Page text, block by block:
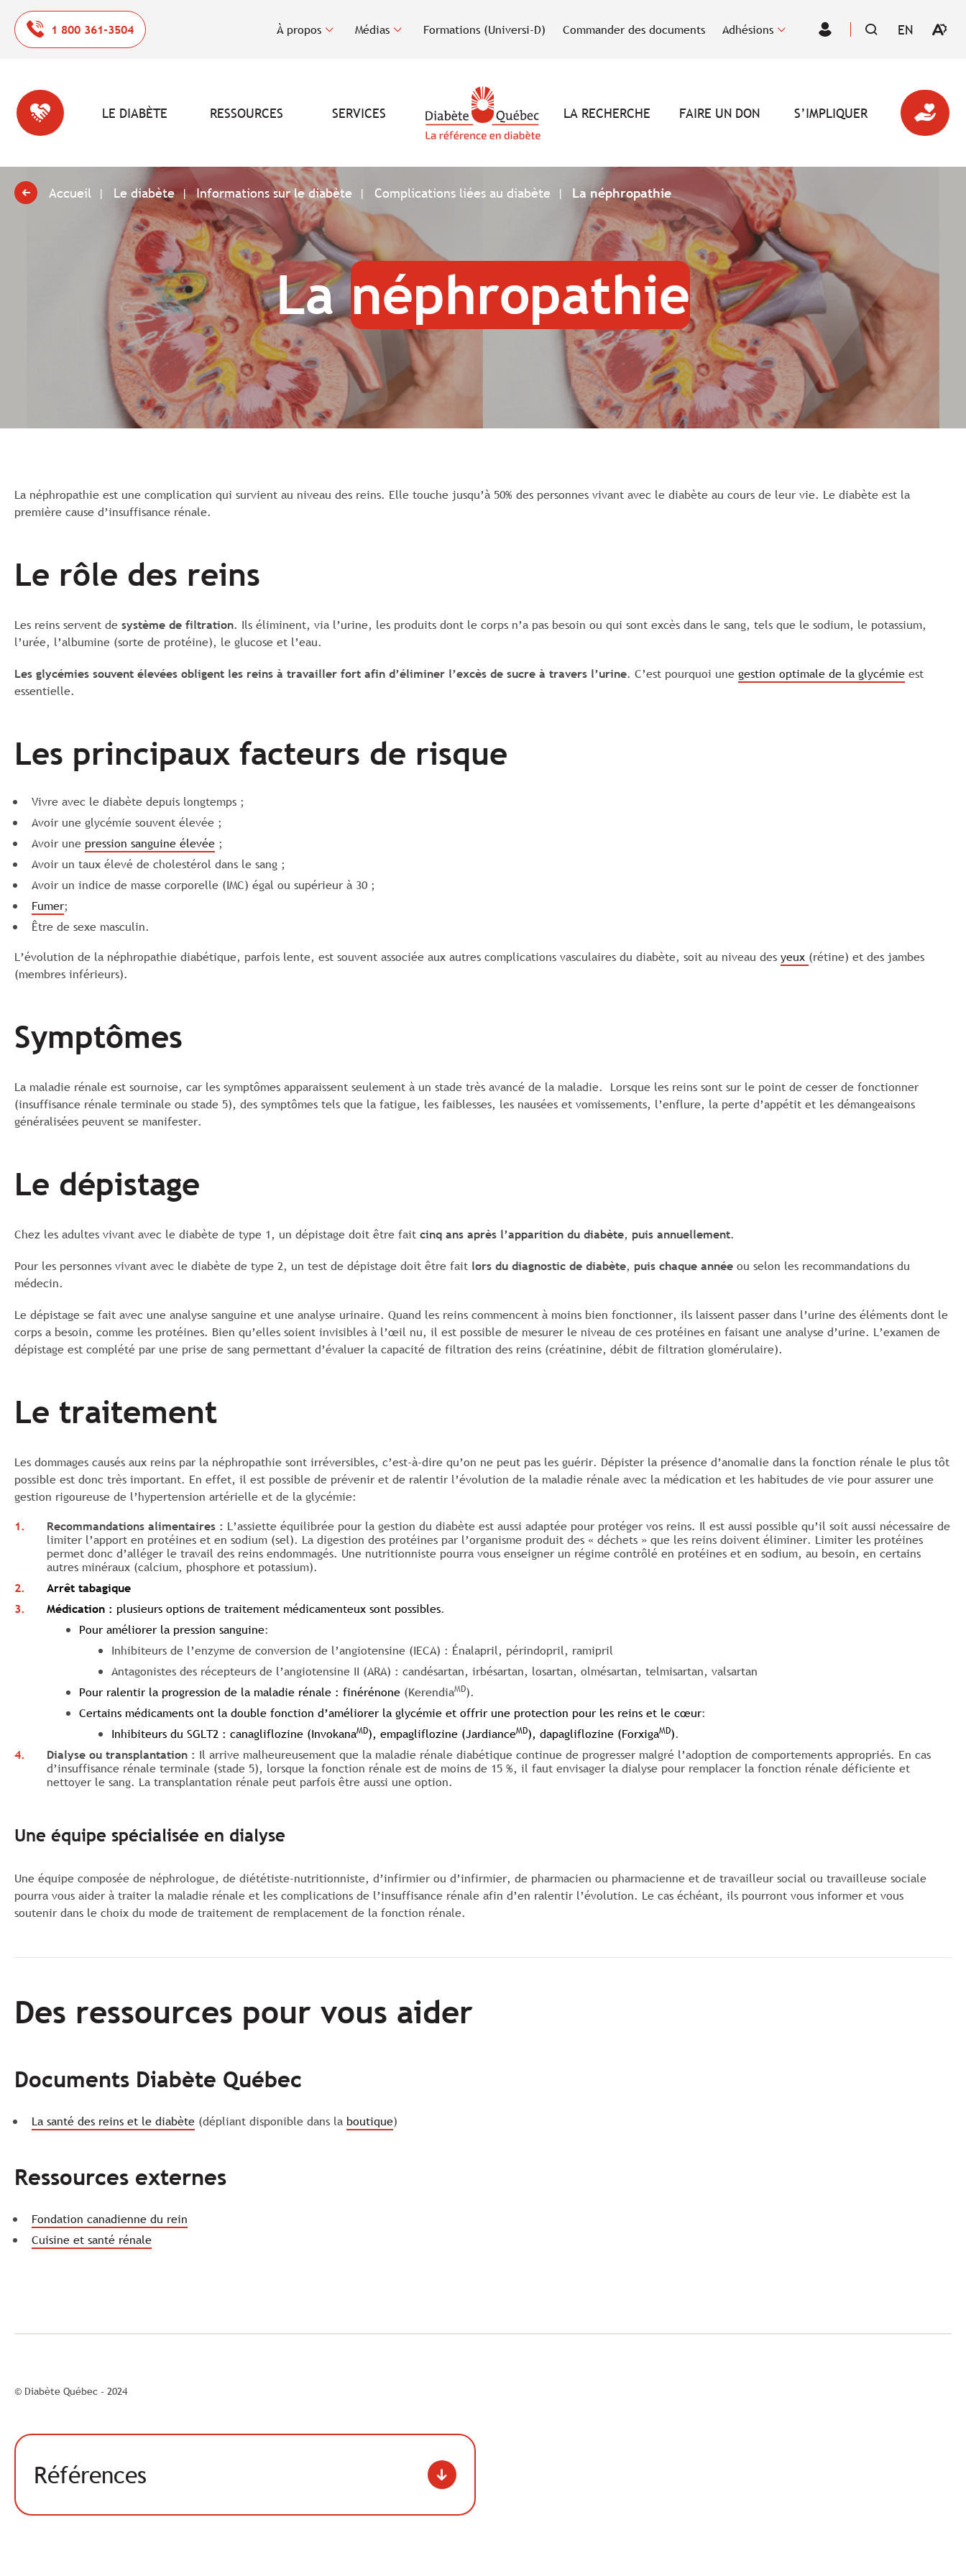
1 800 361-3504 À propos Médias Formations (Universi-D) Commander des documents Adhésions
Espace
EN
VISITER
:
ENGLISH.
Ouvrir
LE DIABÈTE RESSOURCES SERVICES LA RECHERCHE FAIRE UN DON S’IMPLIQUER
Accueil Le diabète Informations sur le diabète Complications liées au diabète La néphropathie
Lanéphropathie
La néphropathie est une complication qui survient au niveau des reins. Elle touche jusqu’à 50% des personnes vivant avec le diabète au cours de leur vie. Le diabète est la
première cause d’insuffisance rénale.
Le rôle des reins
Les reins servent de système de filtration. Ils éliminent, via l’urine, les produits dont le corps n’a pas besoin ou qui sont excès dans le sang, tels que le sodium, le potassium,
l’urée, l’albumine (sorte de protéine), le glucose et l’eau.
Les glycémies souvent élevées obligent les reins à travailler fort afin d’éliminer l’excès de sucre à travers l’urine. C’est pourquoi une gestion optimale de la glycémie est
essentielle.
Les principaux facteurs de risque
Vivre avec le diabète depuis longtemps ;
Avoir une glycémie souvent élevée ;
Avoir une pression sanguine élevée ;
Avoir un taux élevé de cholestérol dans le sang ;
Avoir un indice de masse corporelle (IMC) égal ou supérieur à 30 ;
Fumer;
Être de sexe masculin.
L’évolution de la néphropathie diabétique, parfois lente, est souvent associée aux autres complications vasculaires du diabète, soit au niveau des yeux (rétine) et des jambes
(membres inférieurs).
Symptômes
La maladie rénale est sournoise, car les symptômes apparaissent seulement à un stade très avancé de la maladie. Lorsque les reins sont sur le point de cesser de fonctionner
(insuffisance rénale terminale ou stade 5), des symptômes tels que la fatigue, les faiblesses, les nausées et vomissements, l’enflure, la perte d’appétit et les démangeaisons
généralisées peuvent se manifester.
Le dépistage
Chez les adultes vivant avec le diabète de type 1, un dépistage doit être fait cinq ans après l’apparition du diabète, puis annuellement.
Pour les personnes vivant avec le diabète de type 2, un test de dépistage doit être fait lors du diagnostic de diabète, puis chaque année ou selon les recommandations du
médecin.
Le dépistage se fait avec une analyse sanguine et une analyse urinaire. Quand les reins commencent à moins bien fonctionner, ils laissent passer dans l’urine des éléments dont le
corps a besoin, comme les protéines. Bien qu’elles soient invisibles à l’œil nu, il est possible de mesurer le niveau de ces protéines en faisant une analyse d’urine. L’examen de
dépistage est complété par une prise de sang permettant d’évaluer la capacité de filtration des reins (créatinine, débit de filtration glomérulaire).
Le traitement
Les dommages causés aux reins par la néphropathie sont irréversibles, c’est-à-dire qu’on ne peut pas les guérir. Dépister la présence d’anomalie dans la fonction rénale le plus tôt
possible est donc très important. En effet, il est possible de prévenir et de ralentir l’évolution de la maladie rénale avec la médication et les habitudes de vie pour assurer une
gestion rigoureuse de l’hypertension artérielle et de la glycémie:
Recommandations alimentaires : L’assiette équilibrée pour la gestion du diabète est aussi adaptée pour protéger vos reins. Il est aussi possible qu’il soit aussi nécessaire de
limiter l’apport en protéines et en sodium (sel). La digestion des protéines par l’organisme produit des « déchets » que les reins doivent éliminer. Limiter les protéines
permet donc d’alléger le travail des reins endommagés. Une nutritionniste pourra vous enseigner un régime contrôlé en protéines et en sodium, au besoin, en certains
autres minéraux (calcium, phosphore et potassium).
Arrêt tabagique
Médication : plusieurs options de traitement médicamenteux sont possibles.
Pour améliorer la pression sanguine:
Inhibiteurs de l’enzyme de conversion de l’angiotensine (IECA) : Énalapril, périndopril, ramipril
Antagonistes des récepteurs de l’angiotensine II (ARA) : candésartan, irbésartan, losartan, olmésartan, telmisartan, valsartan
Pour ralentir la progression de la maladie rénale : finérénone (KerendiaMD).
Certains médicaments ont la double fonction d’améliorer la glycémie et offrir une protection pour les reins et le cœur:
Inhibiteurs du SGLT2 : canagliflozine (InvokanaMD), empagliflozine (JardianceMD), dapagliflozine (ForxigaMD).
Dialyse ou transplantation : Il arrive malheureusement que la maladie rénale diabétique continue de progresser malgré l’adoption de comportements appropriés. En cas
d’insuffisance rénale terminale (stade 5), lorsque la fonction rénale est de moins de 15 %, il faut envisager la dialyse pour remplacer la fonction rénale déficiente et
nettoyer le sang. La transplantation rénale peut parfois être aussi une option.
Une équipe spécialisée en dialyse
Une équipe composée de néphrologue, de diététiste-nutritionniste, d’infirmier ou d’infirmier, de pharmacien ou pharmacienne et de travailleur social ou travailleuse sociale
pourra vous aider à traiter la maladie rénale et les complications de l’insuffisance rénale afin d’en ralentir l’évolution. Le cas échéant, ils pourront vous informer et vous
soutenir dans le choix du mode de traitement de remplacement de la fonction rénale.
Des ressources pour vous aider
Documents Diabète Québec
La santé des reins et le diabète (dépliant disponible dans la boutique)
Ressources externes
Fondation canadienne du rein
Cuisine et santé rénale
© Diabète Québec - 2024
Références